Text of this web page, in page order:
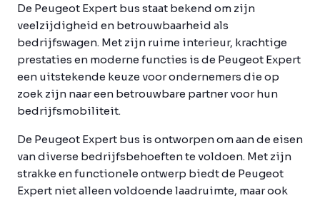
De Peugeot Expert bus staat bekend om zijn
veelzijdigheid en betrouwbaarheid als
bedrijfswagen. Met zijn ruime interieur, krachtige
prestaties en moderne functies is de Peugeot Expert
een uitstekende keuze voor ondernemers die op
zoek zijn naar een betrouwbare partner voor hun
bedrijfsmobiliteit.
De Peugeot Expert bus is ontworpen om aan de eisen
van diverse bedrijfsbehoeften te voldoen. Met zijn
strakke en functionele ontwerp biedt de Peugeot
Expert niet alleen voldoende laadruimte, maar ook